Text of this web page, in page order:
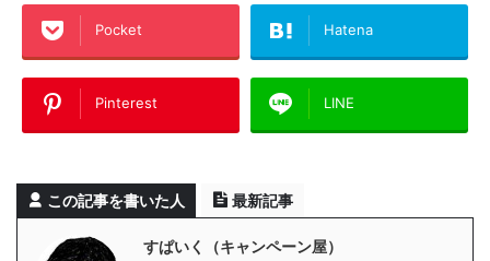
Pocket Hatena
Pinterest LINE
この記事を書いた人 最新記事
すぱいく（キャンペーン屋）